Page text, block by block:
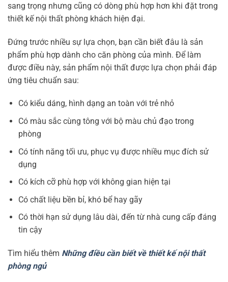
sang trọng nhưng cũng có dòng phù hợp hơn khi đặt trong
thiết kế nội thất phòng khách hiện đại.
Đứng trước nhiều sự lựa chọn, bạn cần biết đâu là sản
phẩm phù hợp dành cho căn phòng của mình. Để làm
được điều này, sản phẩm nội thất được lựa chọn phải đáp
ứng tiêu chuẩn sau:
Có kiểu dáng, hình dạng an toàn với trẻ nhỏ
Có màu sắc cùng tông với bộ màu chủ đạo trong
phòng
Có tính năng tối ưu, phục vụ được nhiều mục đích sử
dụng
Có kích cỡ phù hợp với không gian hiện tại
Có chất liệu bền bỉ, khó bể hay gãy
Có thời hạn sử dụng lâu dài, đến từ nhà cung cấp đáng
tin cậy
Tìm hiểu thêm Những điều cần biết về thiết kế nội thất
phòng ngủ